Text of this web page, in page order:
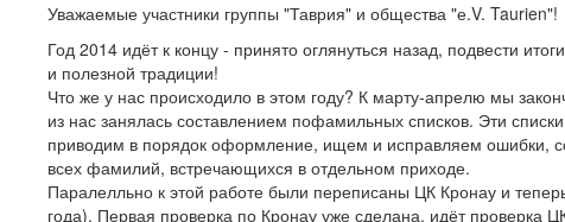
Уважаемые участники группы "Таврия" и общества "е.V. Taurien"!
Год 2014 идёт к концу - принято оглянуться назад, подвести
и полезной традиции!
Что же у нас происходило в этом году? К марту-апрелю мы
из нас занялась составлением пофамильных списков. Эти
приводим в порядок оформление, ищем и исправляем ошибки,
всех фамилий, встречающихся в отдельном приходе.
Паралелльно к этой работе были переписаны ЦК Кронау и
года). Первая проверка по Кронау уже сделана, идёт проверка